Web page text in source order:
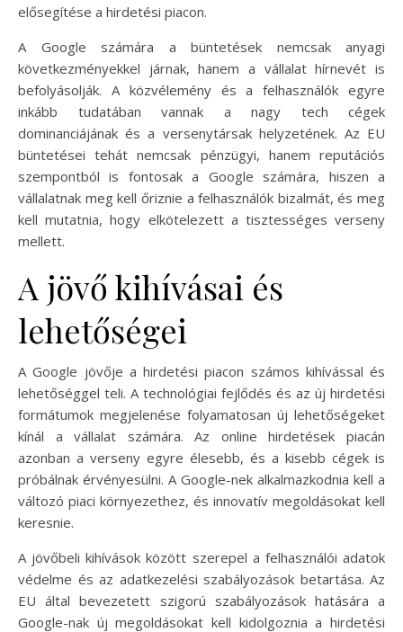
elősegítése a hirdetési piacon.
A Google számára a büntetések nemcsak anyagi
következményekkel járnak, hanem a vállalat hírnevét is
befolyásolják. A közvélemény és a felhasználók egyre
inkább tudatában vannak a nagy tech cégek
dominanciájának és a versenytársak helyzetének. Az EU
büntetései tehát nemcsak pénzügyi, hanem reputációs
szempontból is fontosak a Google számára, hiszen a
vállalatnak meg kell őriznie a felhasználók bizalmát, és meg
kell mutatnia, hogy elkötelezett a tisztességes verseny
mellett.
A jövő kihívásai és
lehetőségei
A Google jövője a hirdetési piacon számos kihívással és
lehetőséggel teli. A technológiai fejlődés és az új hirdetési
formátumok megjelenése folyamatosan új lehetőségeket
kínál a vállalat számára. Az online hirdetések piacán
azonban a verseny egyre élesebb, és a kisebb cégek is
próbálnak érvényesülni. A Google-nek alkalmazkodnia kell a
változó piaci környezethez, és innovatív megoldásokat kell
keresnie.
A jövőbeli kihívások között szerepel a felhasználói adatok
védelme és az adatkezelési szabályozások betartása. Az
EU által bevezetett szigorú szabályozások hatására a
Google-nak új megoldásokat kell kidolgoznia a hirdetési